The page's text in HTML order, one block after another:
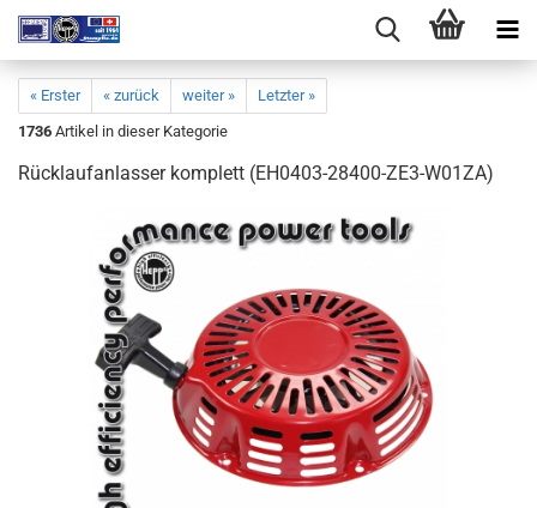
« Erster « zurück weiter »
Letzter »
1736 Artikel in dieser Kategorie
Rücklaufanlasser komplett (EH0403-28400-ZE3-W01ZA)